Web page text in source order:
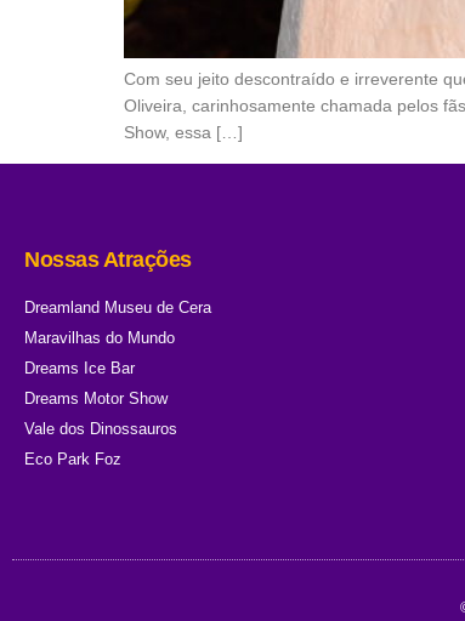
Com seu jeito descontraído e irreverente
Oliveira, carinhosamente chamada pelos
Show, essa […]
Nossas Atrações
Dreamland Museu de Cera
Maravilhas do Mundo
Dreams Ice Bar
Dreams Motor Show
Vale dos Dinossauros
Eco Park Foz